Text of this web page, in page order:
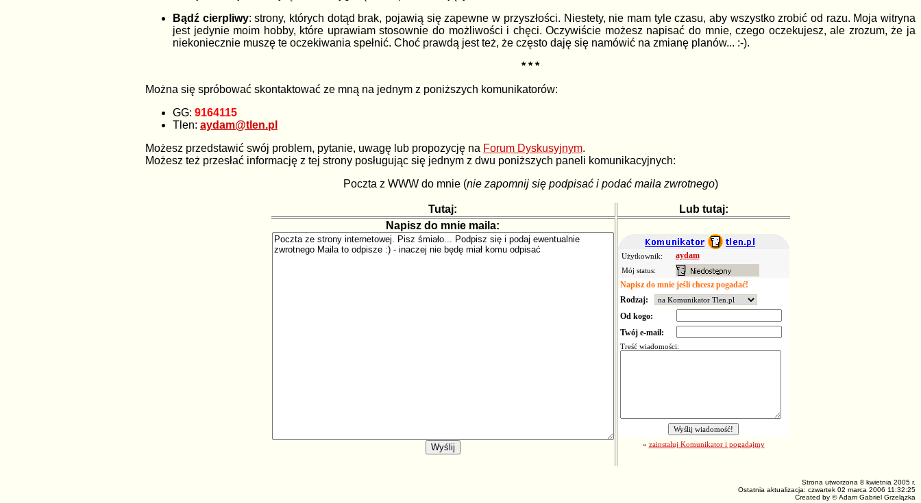
Bądź cierpliwy: strony, których dotąd brak, pojawią się zapewne w przyszłości. Niestety, nie mam tyle czasu, aby wszystko zrobić od razu. Moja witryna
jest jedynie moim hobby, które uprawiam stosownie do możliwości i chęci. Oczywiście możesz napisać do mnie, czego oczekujesz, ale zrozum, że ja
niekoniecznie muszę te oczekiwania spełnić. Choć prawdą jest też, że często daję się namówić na zmianę planów... :-).
* * *
Można się spróbować skontaktować ze mną na jednym z poniższych komunikatorów:
GG: 9164115
Tlen: aydam@tlen.pl
Możesz przedstawić swój problem, pytanie, uwagę lub propozycję na Forum Dyskusyjnym.
Możesz też przesłać informację z tej strony posługując się jednym z dwu poniższych paneli komunikacyjnych:
Poczta z WWW do mnie (nie zapomnij się podpisać i podać maila zwrotnego)
Tutaj:
Lub tutaj:
Napisz do mnie maila:
Użytkownik: aydam
Mój status:
Napisz do mnie jeśli chcesz pogadać!
Rodzaj:
Od kogo:
Twój e-mail:
Treść wiadomości:
» zainstaluj Komunikator i pogadajmy
Strona utworzona 8 kwietnia 2005 r.
Ostatnia aktualizacja: czwartek 02 marca 2006 11:32:25
Created by ©Adam Gabriel Grzelązka